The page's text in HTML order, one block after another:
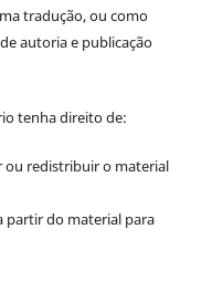
tradução, ou como
autoria e publicação
tenha direito de:
redistribuir o material
partir do material para